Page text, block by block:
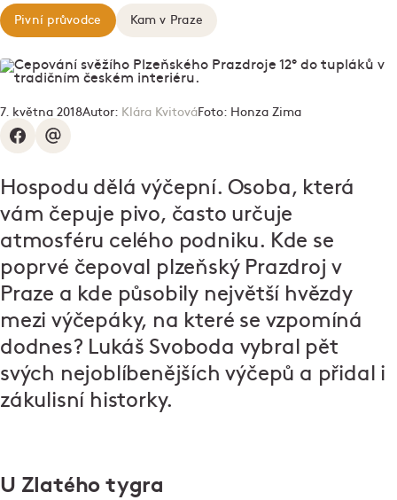
Pivní průvodce Kam v Praze
7. května 2018Autor: Klára KvitováFoto: Honza Zima
Hospodu dělá výčepní. Osoba, která
vám čepuje pivo, často určuje
atmosféru celého podniku. Kde se
poprvé čepoval plzeňský Prazdroj v
Praze a kde působily největší hvězdy
mezi výčepáky, na které se vzpomíná
dodnes? Lukáš Svoboda vybral pět
svých nejoblíbenějších výčepů a přidal i
zákulisní historky.
U Zlatého tygra